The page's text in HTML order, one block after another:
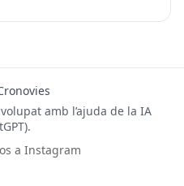
amb l’ajuda de la IA
a Instagram